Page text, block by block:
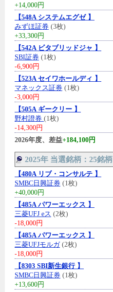
+14,000円
【548A システムエグゼ 】
みずほ証券 (3枚)
+33,300円
【542A ビタブリッドジャ 】
SBI証券 (1枚)
-6,900円
【523A セイワホールディ 】
マネックス証券 (1枚)
-3,000円
【505A ギークリー 】
野村證券 (1枚)
-14,300円
2026年度、差益+184,100円
2025年 当選銘柄：25銘柄
【480A リブ・コンサルテ 】
SMBC日興証券 (1枚)
+40,000円
【485A パワーエックス 】
三菱UFJ eス (2枚)
-18,000円
【485A パワーエックス 】
三菱UFJモルガ(2枚)
-18,000円
【8303 SBI新生銀行 】
SMBC日興証券 (1枚)
+13,600円